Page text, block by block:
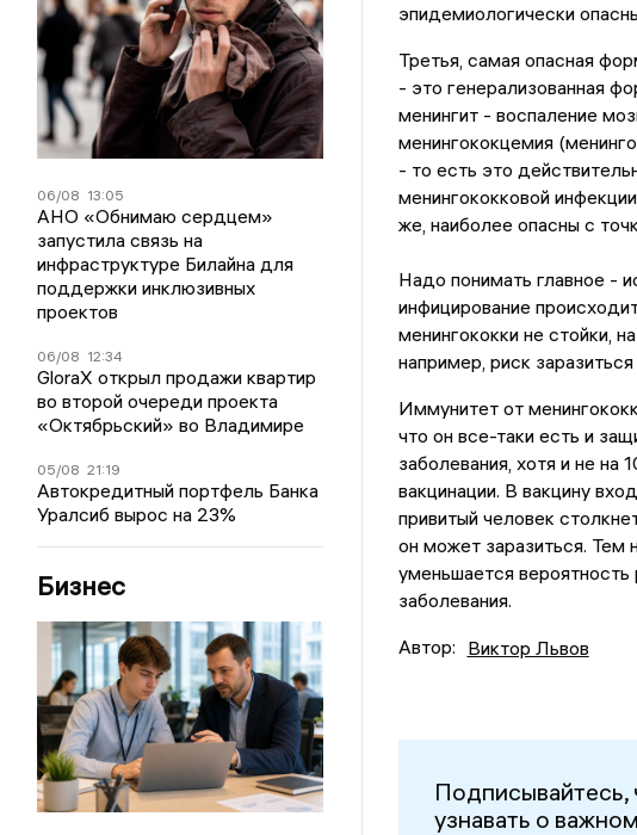
06/08 13:05
АНО «Обнимаю сердцем»
запустила связь на
инфраструктуре Билайна для
поддержки инклюзивных
проектов
06/08 12:34
GloraX открыл продажи квартир
во второй очереди проекта
«Октябрьский» во Владимире
05/08 21:19
Автокредитный портфель Банка
Уралсиб вырос на 23%
Бизнес
эпидемиологически
Третья, самая опасная
- это генерализованная
менингит - воспаление
менингококцемия
- то есть это
менингококковой
же, наиболее опасны с
Надо понимать главное -
инфицирование
менингококки не стойки,
например, риск
Иммунитет от
что он все-таки есть и
заболевания, хотя и не
вакцинации. В вакцину
привитый человек
он может заразиться. Тем
уменьшается
заболевания.
Автор: Виктор Львов
узнавать о